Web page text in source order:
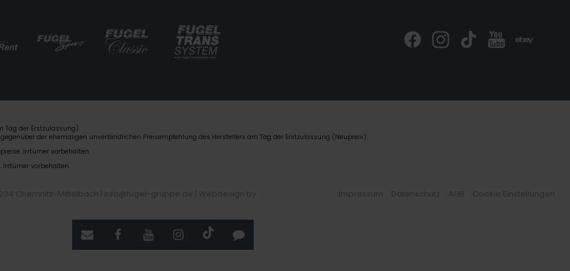
Tag der Erstzulassung).
der ehemaligen unverbindlichen Preisempfehlung des Herstellers am Tag der Erstzulassung (Neupreis).
Irrtümer vorbehalten.
Irrtümer vorbehalten.
Chemnitz-Mittelbach | info@fugel-gruppe.de | Webdesign by
Impressum Datenschutz AGB Cookie Einstellungen